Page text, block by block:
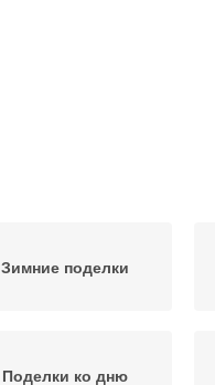
Зимние поделки
Поделки ко дню